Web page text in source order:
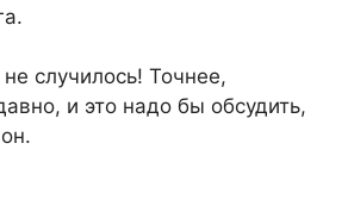
случилось! Точнее,
и это надо бы обсудить,